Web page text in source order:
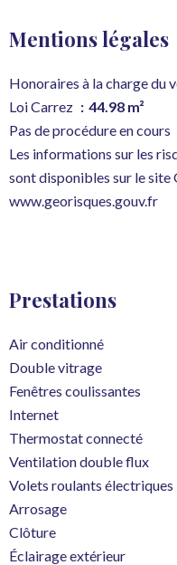
Mentions légales
Honoraires à la charge du
Loi Carrez
44.98 m²
Pas de procédure en cours
Les informations sur les
sont disponibles sur le site
www.georisques.gouv.fr
Prestations
Air conditionné
Double vitrage
Fenêtres coulissantes
Internet
Thermostat connecté
Ventilation double flux
Volets roulants électriques
Arrosage
Clôture
Éclairage extérieur